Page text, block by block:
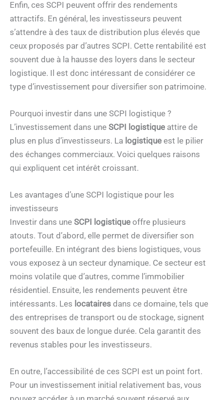
Enfin, ces SCPI peuvent offrir des rendements
attractifs. En général, les investisseurs peuvent
s’attendre à des taux de distribution plus élevés que
ceux proposés par d’autres SCPI. Cette rentabilité est
souvent due à la hausse des loyers dans le secteur
logistique. Il est donc intéressant de considérer ce
type d’investissement pour diversifier son patrimoine.
Pourquoi investir dans une SCPI logistique ?
L’investissement dans une SCPI logistique attire de
plus en plus d’investisseurs. La logistique est le pilier
des échanges commerciaux. Voici quelques raisons
qui expliquent cet intérêt croissant.
Les avantages d’une SCPI logistique pour les
investisseurs
Investir dans une SCPI logistique offre plusieurs
atouts. Tout d’abord, elle permet de diversifier son
portefeuille. En intégrant des biens logistiques, vous
vous exposez à un secteur dynamique. Ce secteur est
moins volatile que d’autres, comme l’immobilier
résidentiel. Ensuite, les rendements peuvent être
intéressants. Les locataires dans ce domaine, tels que
des entreprises de transport ou de stockage, signent
souvent des baux de longue durée. Cela garantit des
revenus stables pour les investisseurs.
En outre, l’accessibilité de ces SCPI est un point fort.
Pour un investissement initial relativement bas, vous